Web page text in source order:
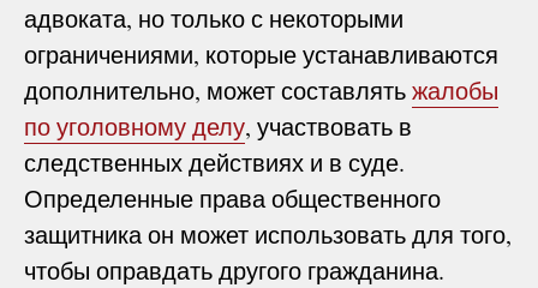
адвоката, но только с некоторыми
ограничениями, которые устанавливаются
дополнительно, может составлятьжалобы
по уголовному делу, участвовать в
следственных действиях и в суде.
Определенные права общественного
защитника он может использовать для того,
чтобы оправдать другого гражданина.